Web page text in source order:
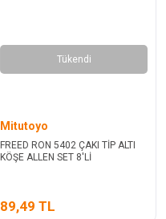
Tükendi
Mitutoyo
FREED RON 5402 ÇAKI TİP ALTI
KÖŞE ALLEN SET 8'Lİ
89,49 TL